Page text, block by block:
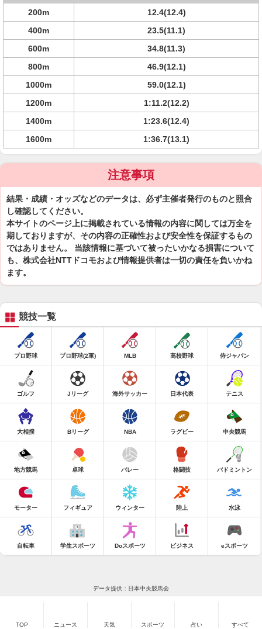
200m
12.4(12.4)
400m
23.5(11.1)
600m
34.8(11.3)
800m
46.9(12.1)
1000m
59.0(12.1)
1200m
1:11.2(12.2)
1400m
1:23.6(12.4)
1600m
1:36.7(13.1)
注意事項
結果・成績・オッズなどのデータは、必ず主催者発行のものと照合
し確認してください。
本サイトのページ上に掲載されている情報の内容に関しては万全を
期しておりますが、その内容の正確性および安全性を保証するもの
ではありません。 当該情報に基づいて被ったいかなる損害について
も、株式会社NTTドコモおよび情報提供者は一切の責任を負いかね
ます。
競技一覧
プロ野球 プロ野球(2軍) MLB 高校野球 侍ジャパン
ゴルフ Jリーグ 海外サッカー 日本代表 テニス
大相撲 Bリーグ NBA ラグビー 中央競馬
地方競馬 卓球 バレー 格闘技 バドミントン
モーター フィギュア ウィンター 陸上 水泳
自転車 学生スポーツ Doスポーツ ビジネス eスポーツ
データ提供：日本中央競馬会
TOP ニュース 天気 スポーツ 占い すべて